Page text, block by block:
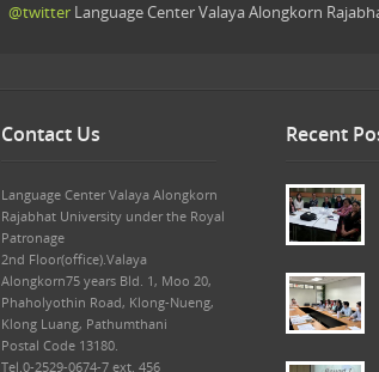
@twitter Language Center Valaya Alongkorn
Contact Us
Language Center Valaya Alongkorn
Rajabhat University under the Royal
Patronage
2nd Floor(office).Valaya
Alongkorn75 years Bld. 1, Moo 20,
Phaholyothin Road, Klong-Nueng,
Klong Luang, Pathumthani
Postal Code 13180.
Tel.0-2529-0674-7 ext. 456
Recent